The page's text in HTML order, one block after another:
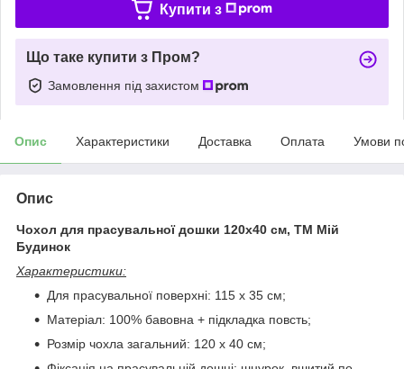
Купити з
Що таке купити з Пром?
Замовлення під захистом
Опис Характеристики Доставка Оплата Умови
Опис
Чохол для прасувальної дошки 120х40 см, ТМ Мій
Будинок
Характеристики:
Для прасувальної поверхні: 115 х 35 см;
Матеріал: 100% бавовна + підкладка повсть;
Розмір чохла загальний: 120 х 40 см;